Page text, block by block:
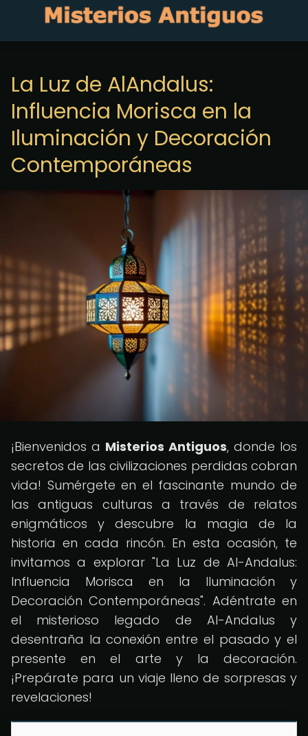
La Luz de AlAndalus:
Influencia Morisca en la
Iluminación y Decoración
Contemporáneas
¡Bienvenidos a Misterios Antiguos, donde los
secretos de las civilizaciones perdidas cobran
vida! Sumérgete en el fascinante mundo de
las antiguas culturas a través de relatos
enigmáticos y descubre la magia de la
historia en cada rincón. En esta ocasión, te
invitamos a explorar "La Luz de Al-Andalus:
Influencia Morisca en la Iluminación y
Decoración Contemporáneas". Adéntrate en
el misterioso legado de Al-Andalus y
desentraña la conexión entre el pasado y el
presente en el arte y la decoración.
¡Prepárate para un viaje lleno de sorpresas y
revelaciones!